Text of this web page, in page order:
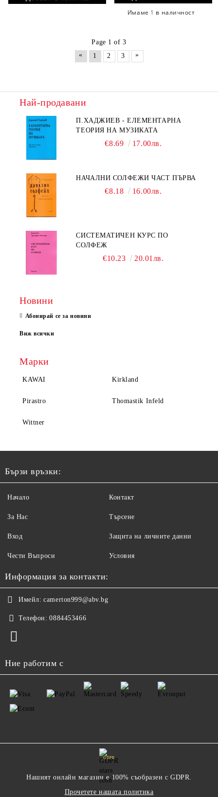
Имаме 1 в наличност
Page 1 of 3
«
1 2 3 »
Най-продавани
П.ХАДЖИЕВ - ЕЛЕМЕНТАРНА
ТЕОРИЯ НА МУЗИКАТА
€8.69 17.00лв.
НАЧАЛНИ СОЛФЕЖИ ЧАСТ ПЪРВА
€8.18 16.00лв.
СИСТЕМАТИЧЕН КУРС ПО
СОЛФЕЖ
€10.23 20.01лв.
Новини
Абонирай се за новини
Виж всички
Марки
KAWAI Kirkland
Pirastro Thomastik Infeld
Wittner
Бързи връзки:
Начало
За Нас
Вход
Чести Въпроси
Контакт
Търсене
Защита на личните данни
Условия
Информация за контакти:
Имейл: camerton999@abv.bg
Телефон: 0884453466
Ние работим с
GDPR
Нашият онлайн магазин е 100% съобразен с GDPR.
Прочетете нашата политика